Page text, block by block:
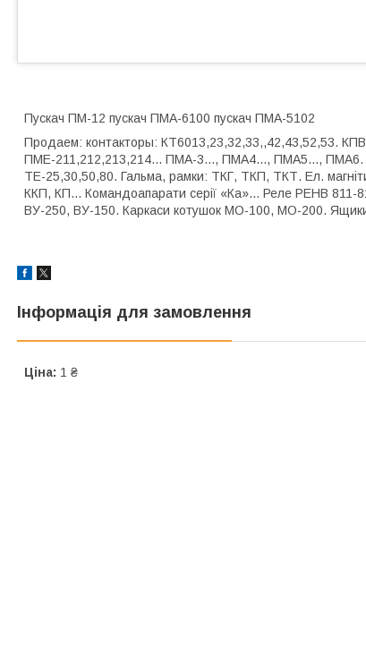
Пускач ПМ-12 пускач ПМА-6100 пускач ПМА-5102
Продаем: контакторы: КТ6013,23,32,33,,42,43,52,53.
ПМЕ-211,212,213,214... ПМА-3..., ПМА4..., ПМА5..., ПМА6.
ТЕ-25,30,50,80. Гальма, рамки: ТКГ, ТКП, ТКТ. Ел.
ККП, КП... Командоапарати серії «Ка»... Реле РЕНВ 811-
ВУ-250, ВУ-150. Каркаси котушок МО-100, МО-200.
Інформація для замовлення
Ціна: 1 ₴